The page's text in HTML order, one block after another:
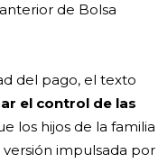
de Bolsa
del pago, el texto
el control de las
los hijos de la familia
versión impulsada por